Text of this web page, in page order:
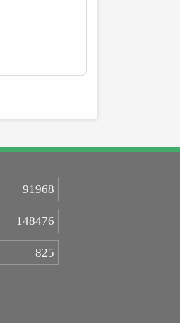
91968
148476
825